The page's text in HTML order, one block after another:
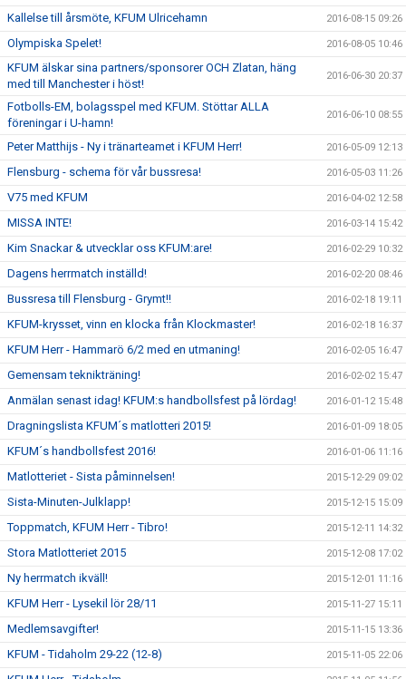
Kallelse till årsmöte, KFUM Ulricehamn 2016-08-15 09:26
Olympiska Spelet! 2016-08-05 10:46
KFUM älskar sina partners/sponsorer OCH Zlatan, häng
med till Manchester i höst!
2016-06-30 20:37
Fotbolls-EM, bolagsspel med KFUM. Stöttar ALLA
föreningar i U-hamn!
2016-06-10 08:55
Peter Matthijs - Ny i tränarteamet i KFUM Herr! 2016-05-09 12:13
Flensburg - schema för vår bussresa! 2016-05-03 11:26
V75 med KFUM 2016-04-02 12:58
MISSA INTE! 2016-03-14 15:42
Kim Snackar & utvecklar oss KFUM:are! 2016-02-29 10:32
Dagens herrmatch inställd! 2016-02-20 08:46
Bussresa till Flensburg - Grymt!! 2016-02-18 19:11
KFUM-krysset, vinn en klocka från Klockmaster! 2016-02-18 16:37
KFUM Herr - Hammarö 6/2 med en utmaning! 2016-02-05 16:47
Gemensam teknikträning! 2016-02-02 15:47
Anmälan senast idag! KFUM:s handbollsfest på lördag! 2016-01-12 15:48
Dragningslista KFUM´s matlotteri 2015! 2016-01-09 18:05
KFUM´s handbollsfest 2016! 2016-01-06 11:16
Matlotteriet - Sista påminnelsen! 2015-12-29 09:02
Sista-Minuten-Julklapp! 2015-12-15 15:09
Toppmatch, KFUM Herr - Tibro! 2015-12-11 14:32
Stora Matlotteriet 2015 2015-12-08 17:02
Ny herrmatch ikväll! 2015-12-01 11:16
KFUM Herr - Lysekil lör 28/11 2015-11-27 15:11
Medlemsavgifter! 2015-11-15 13:36
KFUM - Tidaholm 29-22 (12-8) 2015-11-05 22:06